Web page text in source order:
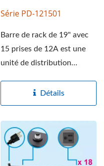
Série PD-121501
Barre de rack de 19" avec
15 prises de 12A est une
unité de distribution
monophasée...Détails